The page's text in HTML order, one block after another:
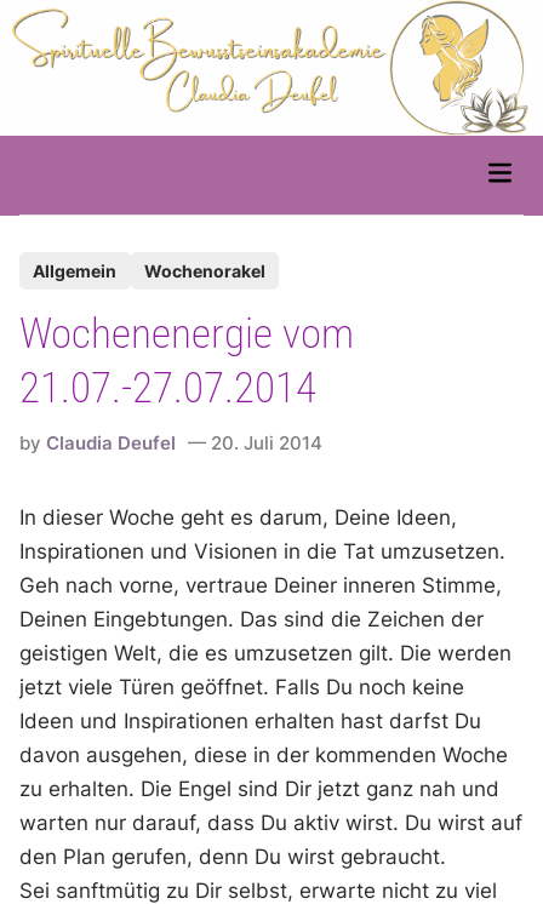
Skip
to
content
Main
s
t
e
d
n
Allgemein Wochenorakel
Wochenenergie vom
21.07.-27.07.2014
byClaudia Deufel 20. Juli 2014
In dieser Woche geht es darum, Deine Ideen,
Inspirationen und Visionen in die Tat umzusetzen.
Geh nach vorne, vertraue Deiner inneren Stimme,
Deinen Eingebtungen. Das sind die Zeichen der
geistigen Welt, die es umzusetzen gilt. Die werden
jetzt viele Türen geöffnet. Falls Du noch keine
Ideen und Inspirationen erhalten hast darfst Du
davon ausgehen, diese in der kommenden Woche
zu erhalten. Die Engel sind Dir jetzt ganz nah und
warten nur darauf, dass Du aktiv wirst. Du wirst auf
den Plan gerufen, denn Du wirst gebraucht.
Sei sanftmütig zu Dir selbst, erwarte nicht zu viel